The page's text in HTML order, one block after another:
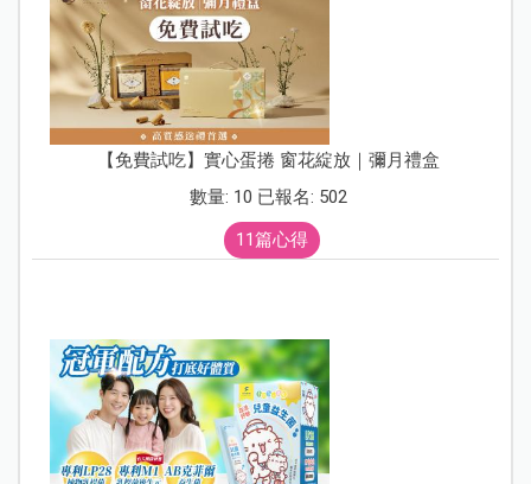
【免費試吃】實心蛋捲 窗花綻放｜彌月禮盒
數量: 10 已報名: 502
11篇心得